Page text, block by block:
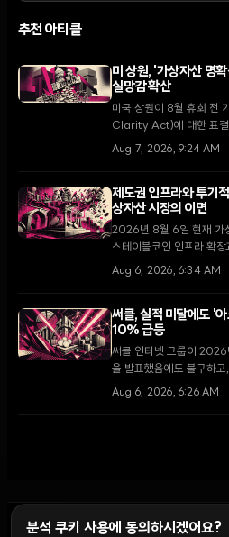
추천 아티클
미 상원, '가상자산 명
실망감 확산
미국 상원이 8월 휴회 전
Clarity Act)에 대한 표결
다수당 원내대표는 9월 복
Aug 7, 2026, 9:24 AM
제도권 인프라와 투기
상자산 시장의 이면
2026년 8월 6일 현재 가
스테이블코인 인프라 확
매 투자자들의 밈코인 투
Aug 6, 2026, 6:34 AM
써클, 실적 미달에도 '
10% 급등
써클 인터넷 그룹이 2026
을 발표했음에도 불구하
들이 참여하는 '아크' 블록
Aug 6, 2026, 6:26 AM
분석 쿠키 사용에 동의하시겠어요?